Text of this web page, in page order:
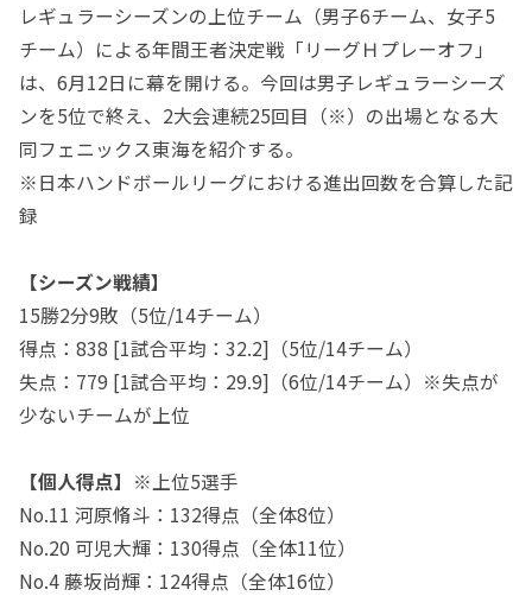
レギュラーシーズンの上位チーム（男子6チーム、女子5
チーム）による年間王者決定戦「リーグＨプレーオフ」
は、6月12日に幕を開ける。今回は男子レギュラーシーズ
ンを5位で終え、2大会連続25回目（※）の出場となる大
同フェニックス東海を紹介する。
※日本ハンドボールリーグにおける進出回数を合算した記
録
【シーズン戦績】
15勝2分9敗（5位/14チーム）
得点：838 [1試合平均：32.2]（5位/14チーム）
失点：779 [1試合平均：29.9]（6位/14チーム）※失点が
少ないチームが上位
【個人得点】 ※上位5選手
No.11 河原脩斗：132得点（全体8位）
No.20 可児大輝：130得点（全体11位）
No.4 藤坂尚輝：124得点（全体16位）